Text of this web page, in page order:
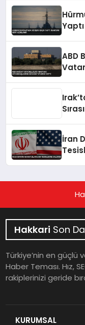
ABD
İran
Hakkari Son
Türkiye’nin en güçlü
Haber Teması. Hız,
rakiplerinizi geride
KURUMSAL